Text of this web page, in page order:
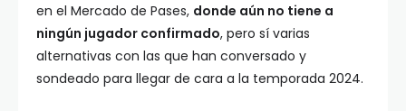
en el Mercado de Pases, donde aún no tiene a
ningún jugador confirmado, pero sí varias
alternativas con las que han conversado y
sondeado para llegar de cara a la temporada 2024.